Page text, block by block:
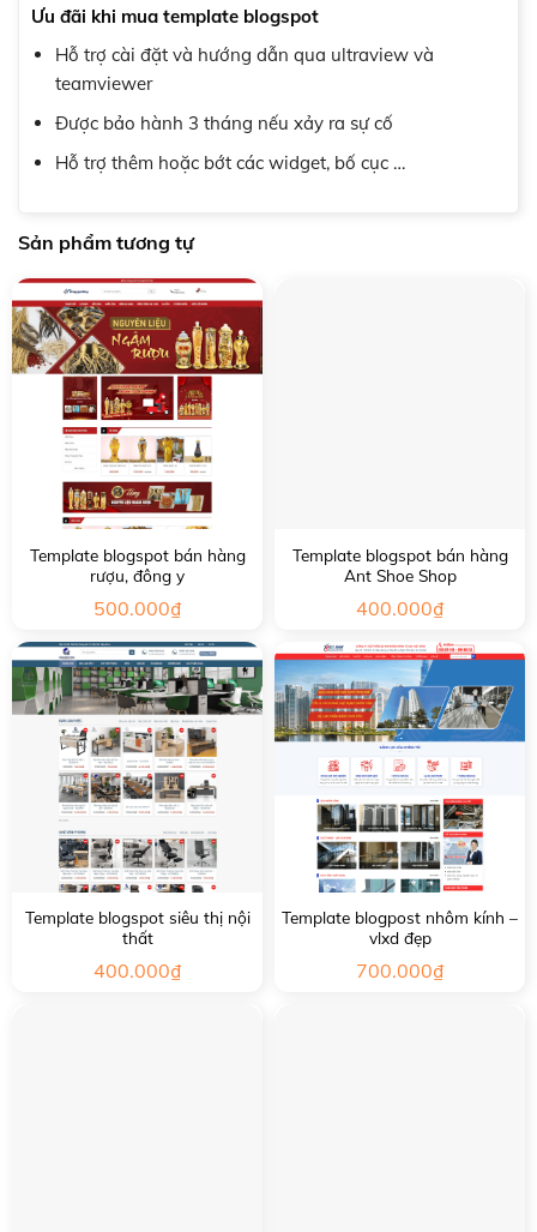
Ưu đãi khi mua template blogspot
Hỗ trợ cài đặt và hướng dẫn qua ultraview và
teamviewer
Được bảo hành 3 tháng nếu xảy ra sự cố
Hỗ trợ thêm hoặc bớt các widget, bố cục …
Sản phẩm tương tự
Template blogspot bán hàng
rượu, đông y
500.000₫
Template blogspot bán hàng
Ant Shoe Shop
400.000₫
Template blogspot siêu thị nội
thất
400.000₫
Template blogpost nhôm kính –
vlxd đẹp
700.000₫